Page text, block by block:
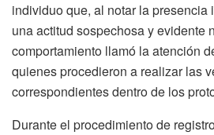
individuo que, al notar la presencia
una actitud sospechosa y evidente
comportamiento llamó la atención
quienes procedieron a realizar las
correspondientes dentro de los
Durante el procedimiento de